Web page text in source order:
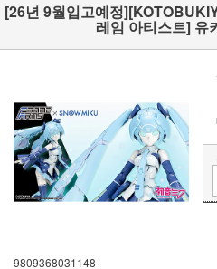
[26년 9월입고예정
레임 아티스트] 유
9809368031148